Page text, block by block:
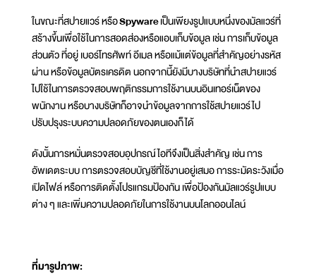
ในขณะที่สปายแวร์ หรือSpywareเป็นเพียงรูปแบบหนึ่งของมัลแวร์ที่
สร้างขึ้นเพื่อใช้ในการสอดส่องหรือแอบเก็บข้อมูล เช่น การเก็บข้อมูล
ส่วนตัว ที่อยู่ เบอร์โทรศัพท์ อีเมล หรือแม้แต่ข้อมูลที่สำคัญอย่างรหัส
ผ่าน หรือข้อมูลบัตรเครดิต นอกจากนี้ยังมีบางบริษัทที่นำสปายแวร์
ไปใช้ในการตรวจสอบพฤติกรรมการใช้งานบนอินเทอร์เน็ตของ
พนักงาน หรือบางบริษัทก็อาจนำข้อมูลจากการใช้สปายแวร์ไป
ปรับปรุงระบบความปลอดภัยของตนเองก็ได้
ดังนั้นการหมั่นตรวจสอบอุปกรณ์ไอทีจึงเป็นสิ่งสำคัญ เช่น การ
อัพเดตระบบ การตรวจสอบบัญชีที่ใช้งานอยู่เสมอ การระมัดระวังเมื่อ
เปิดไฟล์ หรือการติดตั้งโปรแกรมป้องกัน เพื่อป้องกันมัลแวร์รูปแบบ
ต่าง ๆ และเพิ่มความปลอดภัยในการใช้งานบนโลกออนไลน์
ที่มารูปภาพ: